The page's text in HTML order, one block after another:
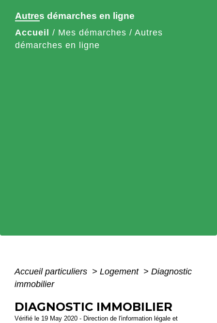
Autres démarches en ligne
Accueil / Mes démarches / Autres
démarches en ligne
Accueil particuliers > Logement > Diagnostic
immobilier
DIAGNOSTIC IMMOBILIER
Vérifié le 19 May 2020 - Direction de l'information légale et